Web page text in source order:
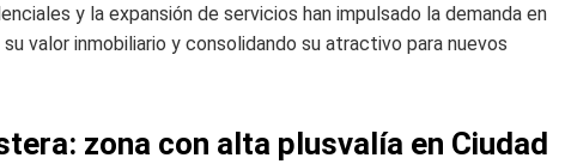
y la expansión de servicios han impulsado la demanda en
valor inmobiliario y consolidando su atractivo para nuevos
zona con alta plusvalía en Ciudad